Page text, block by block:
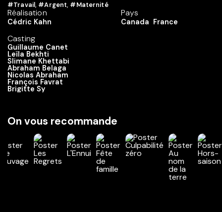
#Travail, #Argent, #Maternité
Réalisation
Cédric Kahn
Casting
Guillaume Canet
Leïla Bekhti
Slimane Khettabi
Abraham Belaga
Nicolas Abraham
François Favrat
Brigitte Sy
Pays
Canada France
On vous recommande